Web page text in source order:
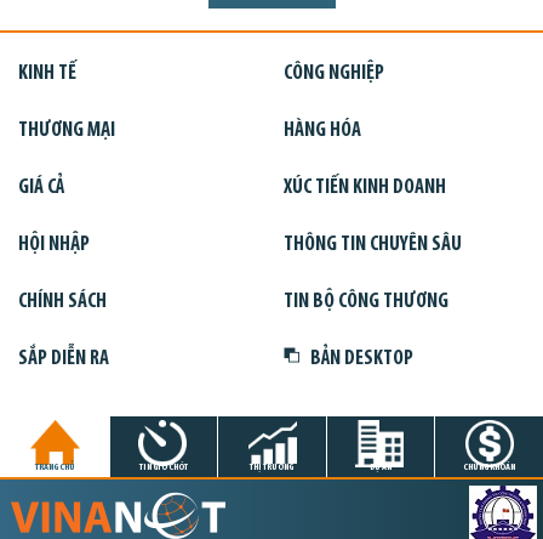
KINH TẾ CÔNG NGHIỆP
THƯƠNG MẠI HÀNG HÓA
GIÁ CẢ XÚC TIẾN KINH DOANH
HỘI NHẬP THÔNG TIN CHUYÊN SÂU
CHÍNH SÁCH TIN BỘ CÔNG THƯƠNG
SẮP DIỄN RA BẢN DESKTOP
TRANG CHỦ TIN GIỜ CHÓT THỊ TRƯỜNG DỰ ÁN CHỨNG KHOÁN